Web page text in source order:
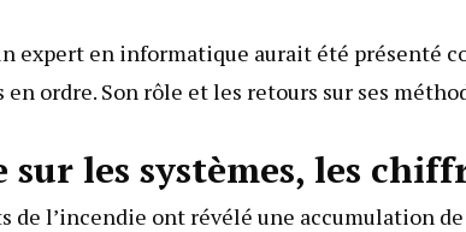
expert en informatique aurait été présenté
ordre. Son rôle et les retours sur ses
sur les systèmes, les
de l’incendie ont révélé une accumulation